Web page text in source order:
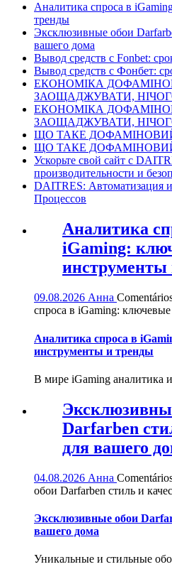
Аналитика спроса в
тренды
Эксклюзивные обои
вашего дома
Вывод средств с Fonbet:
Вывод средств с Фонбет:
ЕКОНОМІКА
ЗАОЩАДЖУВАТИ,
ЕКОНОМІКА
ЗАОЩАДЖУВАТИ,
ЩО ТАКЕ
ЩО ТАКЕ
Ускорьте свой сайт с
производительности и
DAITRES: Автоматизация
Процессов
Аналитика
iGaming:
инструменты
09.08.2026 Анна
спроса в iGaming:
Аналитика спроса в
инструменты и тренды
В мире iGaming аналитика
Darfarben
для вашего
04.08.2026 Анна
обои Darfarben стиль и
Эксклюзивные обои
вашего дома
Уникальные и стильные